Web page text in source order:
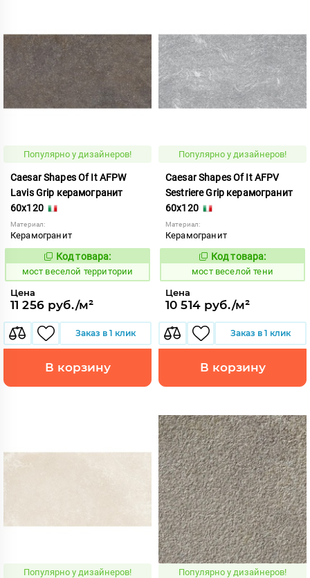
Популярно у дизайнеров!
Caesar Shapes Of It AFPW
Lavis Grip керамогранит
60x120
Материал:
Керамогранит
1016854
Код товара:
мост веселой территории
Цена
11 256 руб./м²
Заказ в 1 клик
В корзину
Популярно у дизайнеров!
Caesar Shapes Of It AFPV
Sestriere Grip керамогранит
60x120
Материал:
Керамогранит
1016853
Код товара:
мост веселой тени
Цена
10 514 руб./м²
Заказ в 1 клик
В корзину
Популярно у дизайнеров! Популярно у дизайнеров!